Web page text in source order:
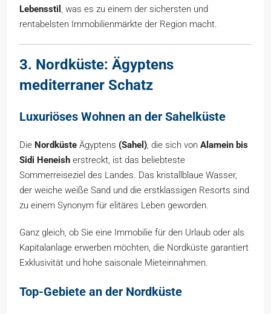
Lebensstil , was es zu einem der sichersten und
rentabelsten Immobilienmärkte der Region macht.
3. Nordküste: Ägyptens
mediterraner Schatz
Luxuriöses Wohnen an der Sahelküste
Die Nordküste Ägyptens (Sahel), die sich von Alamein bis
Sidi Heneish erstreckt, ist das beliebteste
Sommerreiseziel des Landes. Das kristallblaue Wasser,
der weiche weiße Sand und die erstklassigen Resorts sind
zu einem Synonym für elitäres Leben geworden.
Ganz gleich, ob Sie eine Immobilie für den Urlaub oder als
Kapitalanlage erwerben möchten, die Nordküste garantiert
Exklusivität und hohe saisonale Mieteinnahmen.
Top-Gebiete an der Nordküste